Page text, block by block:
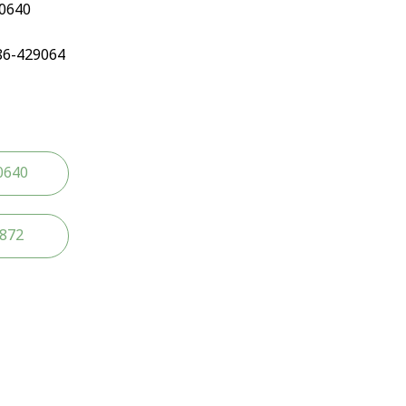
429064